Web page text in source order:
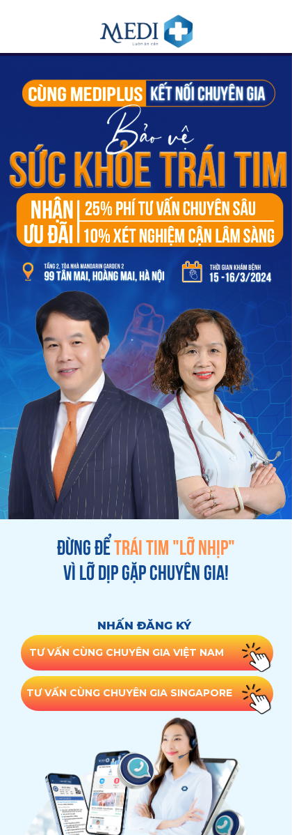
ĐỪNG ĐỂTRÁI TIM "LỠ NHỊP"
VÌ LỠ DỊP GẶP CHUYÊN GIA!
NHẤN ĐĂNG KÝ
TƯ VẤN CÙNG CHUYÊN GIA VIỆT NAM
TƯ VẤN CÙNG CHUYÊN GIA SINGAPORE